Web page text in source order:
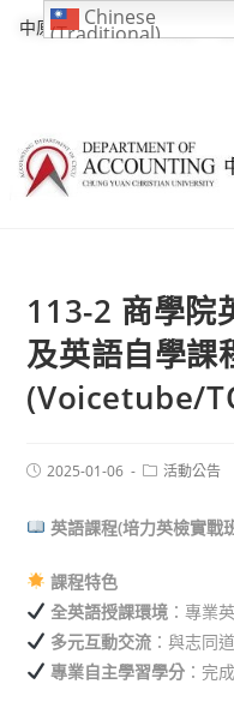
中原大學｜學校行事曆
113-2 商學院
及英語自學課
(Voicetube/
2025-01-06 活動公告
英語課程(培力英檢實
課程特色
全英語授課環境 ：專業
多元互動交流 ：與志同
專業自主學習學分 ：完
Chinese
(Traditional)